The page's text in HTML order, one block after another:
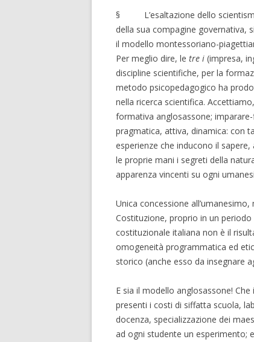
§ L’esaltazione dello
della sua compagine governativa,
il modello montessoriano-
Per meglio dire, le tre i (impresa,
discipline scientifiche, per la
metodo psicopedagogico ha
nella ricerca scientifica.
formativa anglosassone;
pragmatica, attiva, dinamica: con
esperienze che inducono il
le proprie mani i segreti della
apparenza vincenti su ogni
Unica concessione
Costituzione, proprio in un
costituzionale italiana non è il
omogeneità programmatica ed
storico (anche esso da insegnare
E sia il modello anglosassone!
presenti i costi di siffatta scuola,
docenza, specializzazione dei
ad ogni studente un esperimento;